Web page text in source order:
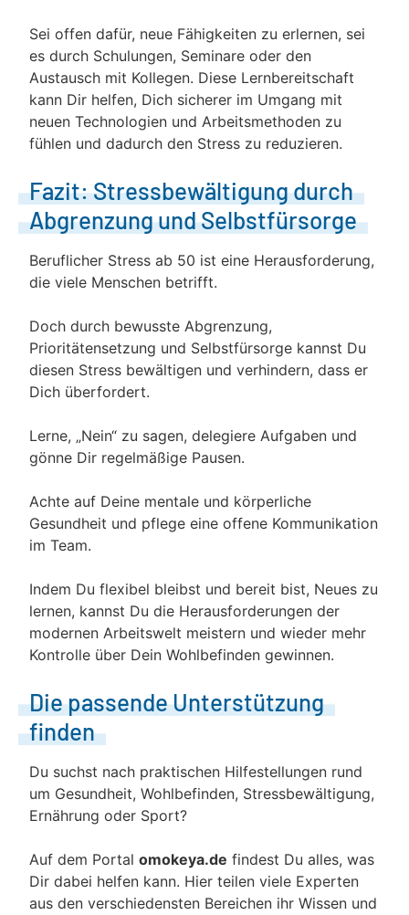
Sei offen dafür, neue Fähigkeiten zu erlernen, sei
es durch Schulungen, Seminare oder den
Austausch mit Kollegen. Diese Lernbereitschaft
kann Dir helfen, Dich sicherer im Umgang mit
neuen Technologien und Arbeitsmethoden zu
fühlen und dadurch den Stress zu reduzieren.
Fazit: Stressbewältigung durch
Abgrenzung und Selbstfürsorge
Beruflicher Stress ab 50 ist eine Herausforderung,
die viele Menschen betrifft.
Doch durch bewusste Abgrenzung,
Prioritätensetzung und Selbstfürsorge kannst Du
diesen Stress bewältigen und verhindern, dass er
Dich überfordert.
Lerne, „Nein“ zu sagen, delegiere Aufgaben und
gönne Dir regelmäßige Pausen.
Achte auf Deine mentale und körperliche
Gesundheit und pflege eine offene Kommunikation
im Team.
Indem Du flexibel bleibst und bereit bist, Neues zu
lernen, kannst Du die Herausforderungen der
modernen Arbeitswelt meistern und wieder mehr
Kontrolle über Dein Wohlbefinden gewinnen.
Die passende Unterstützung
finden
Du suchst nach praktischen Hilfestellungen rund
um Gesundheit, Wohlbefinden, Stressbewältigung,
Ernährung oder Sport?
Auf dem Portal omokeya.de findest Du alles, was
Dir dabei helfen kann. Hier teilen viele Experten
aus den verschiedensten Bereichen ihr Wissen und